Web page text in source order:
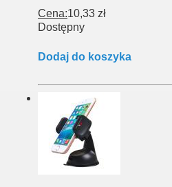
Cena:10,33 zł
Dostępny
Dodaj do koszyka